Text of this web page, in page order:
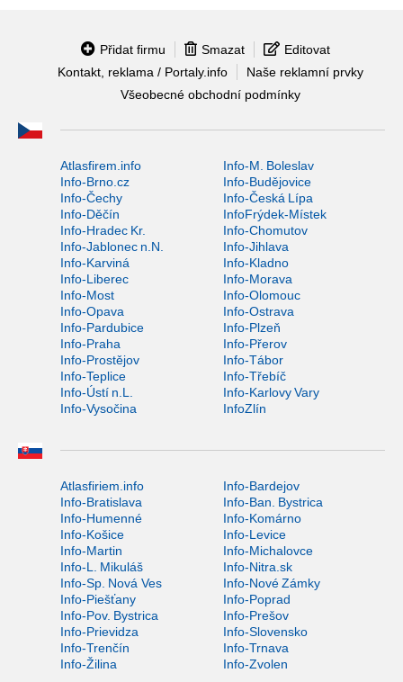
Přidat firmu Smazat
Editovat
Kontakt, reklama / Portaly.info
Naše reklamní prvky
Všeobecné obchodní podmínky
Atlasfirem.info
Info-M. Boleslav
Info-Brno.cz
Info-Budějovice
Info-Čechy
Info-Česká Lípa
Info-Děčín
InfoFrýdek-Místek
Info-Hradec Kr.
Info-Chomutov
Info-Jablonec n.N.
Info-Jihlava
Info-Karviná
Info-Kladno
Info-Liberec
Info-Morava
Info-Most
Info-Olomouc
Info-Opava
Info-Ostrava
Info-Pardubice
Info-Plzeň
Info-Praha
Info-Přerov
Info-Prostějov
Info-Tábor
Info-Teplice
Info-Třebíč
Info-Ústí n.L.
Info-Karlovy Vary
Info-Vysočina
InfoZlín
Atlasfiriem.info
Info-Bardejov
Info-Bratislava
Info-Ban. Bystrica
Info-Humenné
Info-Komárno
Info-Košice
Info-Levice
Info-Martin
Info-Michalovce
Info-L. Mikuláš
Info-Nitra.sk
Info-Sp. Nová Ves
Info-Nové Zámky
Info-Piešťany
Info-Poprad
Info-Pov. Bystrica
Info-Prešov
Info-Prievidza
Info-Slovensko
Info-Trenčín
Info-Trnava
Info-Žilina
Info-Zvolen